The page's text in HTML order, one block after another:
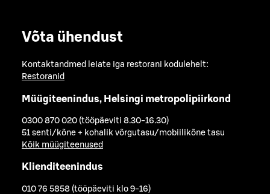
Võta ühendust
Kontaktandmed leiate iga restorani kodulehelt:
Restoranid
Müügiteenindus, Helsingi metropolipiirkond
0300 870 020 (tööpäeviti 8.30-16.30)
51 senti/kõne + kohalik võrgutasu/mobiilikõne tasu
Kõik müügiteenused
Klienditeenindus
010 76 5858 (tööpäeviti klo 9-16)